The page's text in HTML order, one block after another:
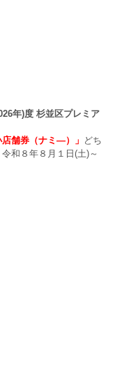
年)度 杉並区プレミア
店舗券（ナミ―）」 どち
和８年８月１日(土)～